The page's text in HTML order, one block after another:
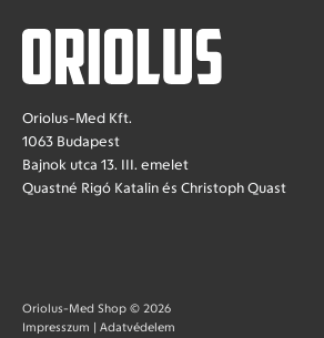
Oriolus-Med Kft.
1063 Budapest
Bajnok utca 13. III. emelet
Quastné Rigó Katalin és Christoph Quast
Oriolus-Med Shop © 2026
Impresszum | Adatvédelem